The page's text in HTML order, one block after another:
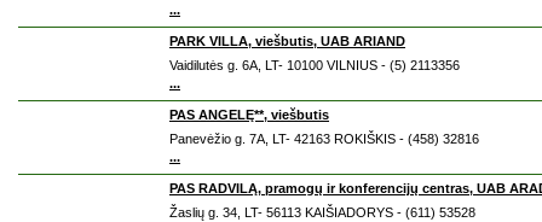
...
PARK VILLA, viešbutis, UAB ARIAND
Vaidilutės g. 6A, LT- 10100 VILNIUS - (5) 2113356
...
PAS ANGELĘ**, viešbutis
Panevėžio g. 7A, LT- 42163 ROKIŠKIS - (458) 32816
...
PAS RADVILĄ, pramogų ir konferencijų centras, UAB
Žaslių g. 34, LT- 56113 KAIŠIADORYS - (611) 53528